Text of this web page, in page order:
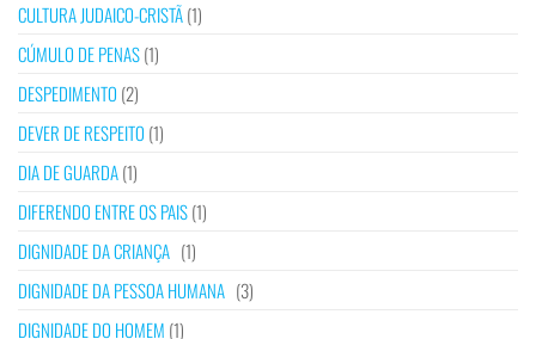
CULTURA JUDAICO-CRISTÃ(1)
CÚMULO DE PENAS(1)
DESPEDIMENTO (2)
DEVER DE RESPEITO (1)
DIA DE GUARDA(1)
DIFERENDO ENTRE OS PAIS(1)
DIGNIDADE DA CRIANÇA (1)
DIGNIDADE DA PESSOA HUMANA (3)
DIGNIDADE DO HOMEM (1)